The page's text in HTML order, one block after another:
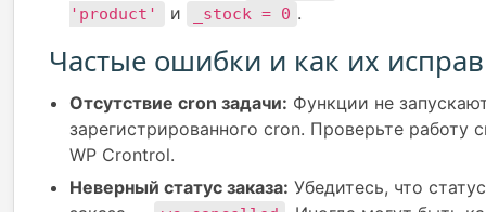
'product' и _stock = 0 .
Частые ошибки и как их
Отсутствие cron задачи: Функции не
зарегистрированного cron. Проверьте работу
WP Crontrol.
Неверный статус заказа: Убедитесь, что